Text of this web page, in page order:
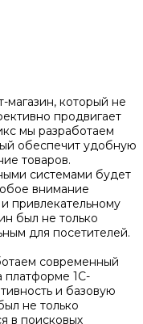
магазин, который не
продвигает
мы разработаем
обеспечит удобную
товаров.
системами будет
внимание
привлекательному
был не только
для посетителей.
современный
платформе 1С-
и базовую
не только
в поисковых